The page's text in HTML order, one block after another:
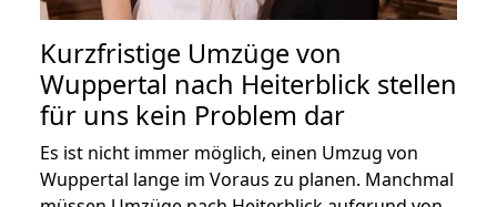
Kurzfristige Umzüge von
Wuppertal nach Heiterblick stellen
für uns kein Problem dar
Es ist nicht immer möglich, einen Umzug von
Wuppertal lange im Voraus zu planen. Manchmal